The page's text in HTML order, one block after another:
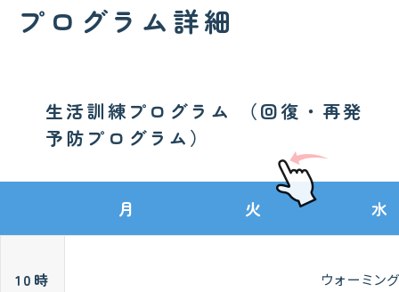
プログラム詳細
生活訓練プログラム （回復・再発
予防プログラム）
月 火 水
10時 ウォーミン